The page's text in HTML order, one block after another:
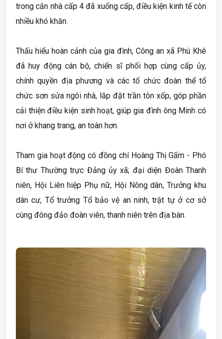
trong căn nhà cấp 4 đã xuống cấp, điều kiện kinh tế còn
nhiều khó khăn.
Thấu hiểu hoàn cảnh của gia đình, Công an xã Phú Khê
đã huy động cán bộ, chiến sĩ phối hợp cùng cấp ủy,
chính quyền địa phương và các tổ chức đoàn thể tổ
chức sơn sửa ngôi nhà, lắp đặt trần tôn xốp, góp phần
cải thiện điều kiện sinh hoạt, giúp gia đình ông Minh có
nơi ở khang trang, an toàn hơn.
Tham gia hoạt động có đồng chí Hoàng Thị Gấm - Phó
Bí thư Thường trực Đảng ủy xã; đại diện Đoàn Thanh
niên, Hội Liên hiệp Phụ nữ, Hội Nông dân, Trưởng khu
dân cư, Tổ trưởng Tổ bảo vệ an ninh, trật tự ở cơ sở
cùng đông đảo đoàn viên, thanh niên trên địa bàn.